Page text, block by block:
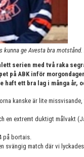
kunna ge Avesta bra
serien med två raka
på ABK inför
ett bra lag i många år,
kanske är lite
en extremt duktigt målvakt
på bortais.
svängig match där vi